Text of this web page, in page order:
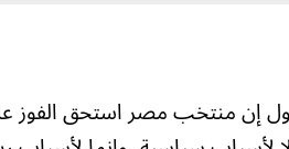
إن منتخب مصر استحق الفوز على